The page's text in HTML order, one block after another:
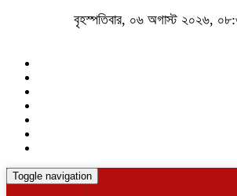
বৃহস্পতিবার, ০৬ অগাস্ট ২০২৬,
Toggle navigation